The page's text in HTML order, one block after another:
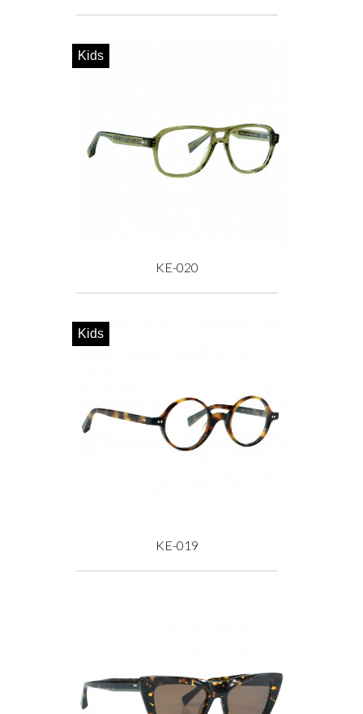
Prix
KE-020
Prix
Kids
KE-019
Prix
Kids